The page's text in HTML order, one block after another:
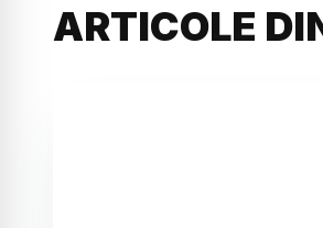
ARTICOLE